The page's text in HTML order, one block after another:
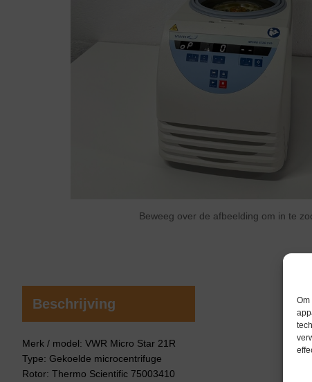
Beweeg over de afbeelding om in te
Beschrijving
Merk / model: VWR Micro Star 21R
Type: Gekoelde microcentrifuge
Rotor: Thermo Scientific 75003410